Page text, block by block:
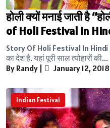
होली क्यों मनाई जाती है
of Holi Festival in
Story Of Holi Festival In Hindi
का देश है. यहां पूरी साल त्योहारों की...
By Randy | January 12, 2018
Indian Festival